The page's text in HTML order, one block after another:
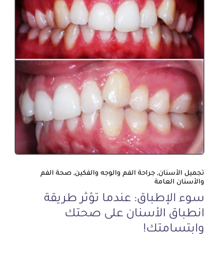
تجميل الأسنان, جراحة الفم والوجه والفكين, صحة الفم
والأسنان العامة
سوء الإطباق: عندما تؤثر طريقة
انطباق الأسنان على صحتك
وابتسامتك!